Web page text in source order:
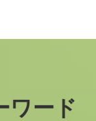
ワード